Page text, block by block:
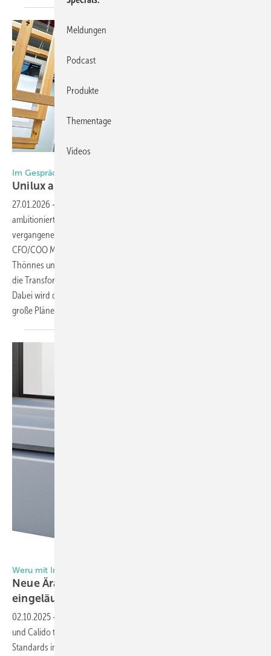
Im Gespräch mit der Unilux-Geschäftsführung
Unilux auf dem Weg zur
27.01.2026 -
ambitionierte Wachstumspläne: Die Unilux-Gruppe hat sich in den
vergangenen Jahren grundlegend gewandelt. CEO Robert Brandon,
CFO/COO Markus Kordel, Technischer Geschäftsführer Carsten
Thönnes und Marketingleiter Felix Schausbreitner geben Einblicke in
die Transformation des Unternehmens und seine Zukunftsstrategie.
Dabei wird deutlich: Der Premium-Hersteller aus Rheinland-Pfalz hat
große Pläne – und investiert weiter in die
Weru mit Impreo und Calido
Neue Är a im Premium-Fensterbau
eingeläutet
02.10.2025 -
und Calido technologisch, gestalterisch und ökologisch neue
Standards im Premium-Fenster-Segment. Die beiden Systeme
Meldungen
Podcast
Produkte
Thementage
Videos